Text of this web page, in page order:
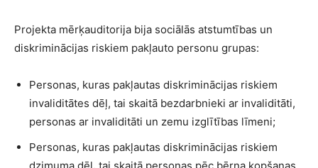
Projekta mērķauditorija bija sociālās atstumtības un
diskriminācijas riskiem pakļauto personu grupas:
Personas, kuras pakļautas diskriminācijas riskiem
invaliditātes dēļ, tai skaitā bezdarbnieki ar invaliditāti,
personas ar invaliditāti un zemu izglītības līmeni;
Personas, kuras pakļautas diskriminācijas riskiem